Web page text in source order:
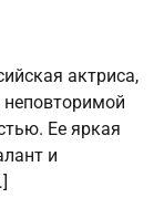
актриса,
Ее яркая
и